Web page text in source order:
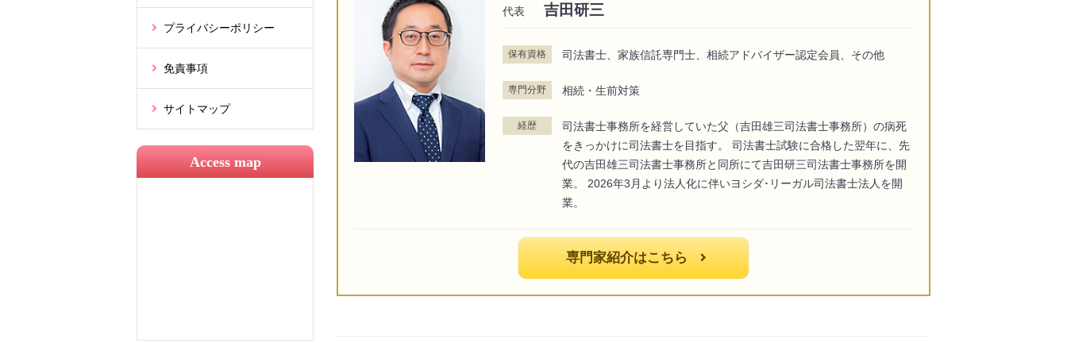
代表
吉田研三
保有資格 司法書士、家族信託専門士、相続アドバイザー認定会員、その他
専門分野 相続・生前対策
経歴
司法書士事務所を経営していた父（吉田雄三司法書士事務所）の病死
をきっかけに司法書士を目指す。 司法書士試験に合格した翌年に、先
代の吉田雄三司法書士事務所と同所にて吉田研三司法書士事務所を開
業。 2026年3月より法人化に伴いヨシダ･リーガル司法書士法人を開
業。
専門家紹介はこちら
プライバシーポリシー
免責事項
サイトマップ
Access map